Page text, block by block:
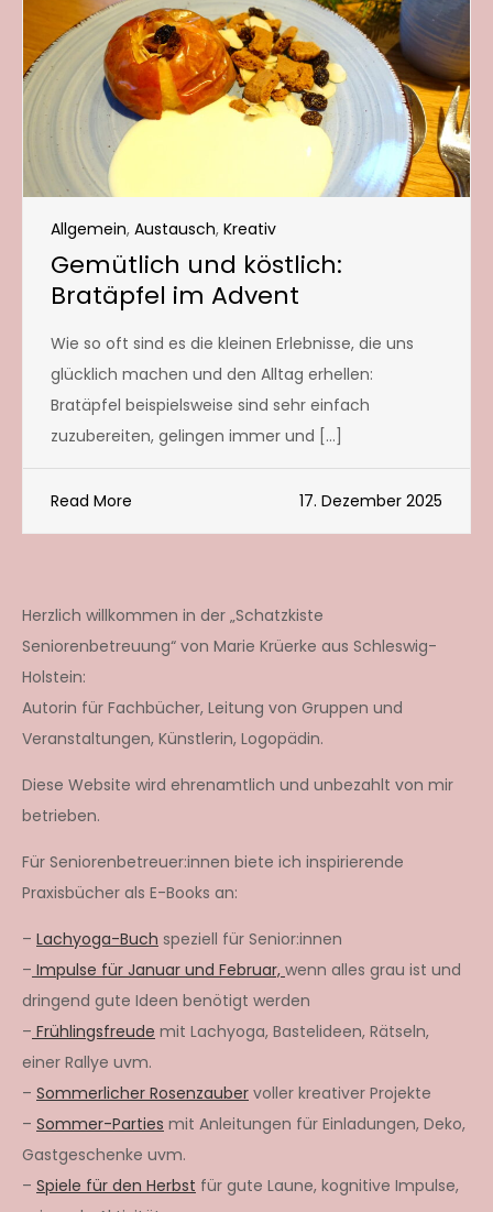
Allgemein, Austausch, Kreativ
Gemütlich und köstlich:
Bratäpfel im Advent
Wie so oft sind es die kleinen Erlebnisse, die uns
glücklich machen und den Alltag erhellen:
Bratäpfel beispielsweise sind sehr einfach
zuzubereiten, gelingen immer und […]
Read More 17. Dezember 2025
Herzlich willkommen in der „Schatzkiste
Seniorenbetreuung“ von Marie Krüerke aus Schleswig-
Holstein:
Autorin für Fachbücher, Leitung von Gruppen und
Veranstaltungen, Künstlerin, Logopädin.
Diese Website wird ehrenamtlich und unbezahlt von mir
betrieben.
Für Seniorenbetreuer:innen biete ich inspirierende
Praxisbücher als E-Books an:
– Lachyoga-Buch speziell für Senior:innen
– Impulse für Januar und Februar, wenn alles grau ist und
dringend gute Ideen benötigt werden
– Frühlingsfreude mit Lachyoga, Bastelideen, Rätseln,
einer Rallye uvm.
– Sommerlicher Rosenzauber voller kreativer Projekte
– Sommer-Parties mit Anleitungen für Einladungen, Deko,
Gastgeschenke uvm.
– Spiele für den Herbst für gute Laune, kognitive Impulse,